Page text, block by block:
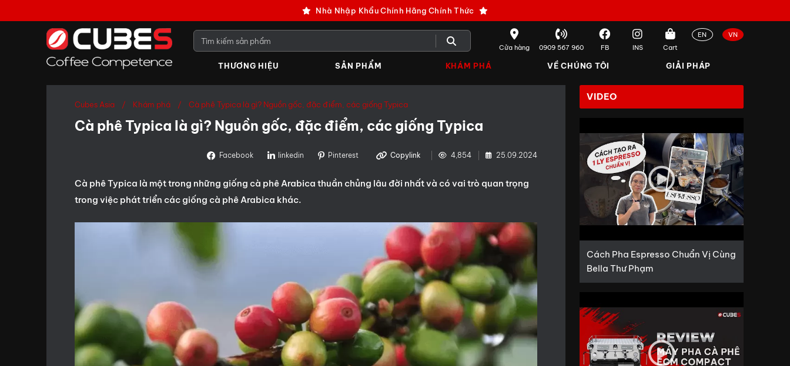
Nhà Nhập Khẩu Chính Hãng Chính Thức
Cửa hàng 0909 567 960 FB INS Cart
EN VN
THƯƠNG HIỆU SẢN PHẨM KHÁM PHÁ VỀ CHÚNG TÔI GIẢI PHÁP
Cubes Asia Khám phá Cà phê Typica là gì? Nguồn gốc, đặc điểm, các giống Typica
Cà phê Typica là gì? Nguồn gốc, đặc điểm, các giống Typica
Facebook linkedin Pinterest Copylink 4,854 25.09.2024
Cà phê Typica là một trong những giống cà phê Arabica thuần chủng lâu đời nhất và có vai trò quan trọng
trong việc phát triển các giống cà phê Arabica khác.
VIDEO
Cách Pha Espresso Chuẩn Vị Cùng
Bella Thư Phạm